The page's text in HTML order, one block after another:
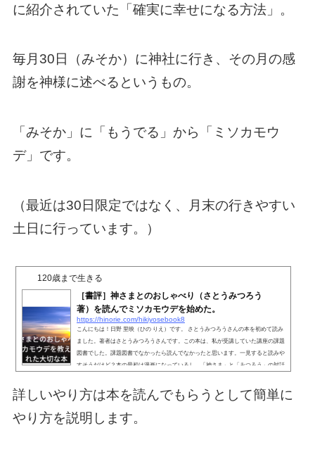
に紹介されていた「確実に幸せになる方法」。
毎月30日（みそか）に神社に行き、その月の感
謝を神様に述べるというもの。
「みそか」に「もうでる」から「ミソカモウ
デ」です。
（最近は30日限定ではなく、月末の行きやすい
土日に行っています。）
120歳まで生きる
［書評］神さまとのおしゃべり（さとうみつろう
著）を読んでミソカモウデを始めた。
https://hinorie.com/hikiyosebook8
こんにちは！日野 里映（ひの りえ）です。 さとうみつろうさんの本を初めて読み
ました。著者はさとうみつろうさんです。この本は、私が受講していた講座の課題
図書でした。課題図書でなかったら読んでなかったと思います。一見すると読みや
すそうだけど？本の最初は漫画になっているし、「神さま」と「みつろう」の対話
ジもあり、内容も気軽に読んだら頭に入りにくいところもあり（正直最初は難しい
本だな〜という感想を抱きました。）すんなり頭に入...
詳しいやり方は本を読んでもらうとして簡単に
やり方を説明します。